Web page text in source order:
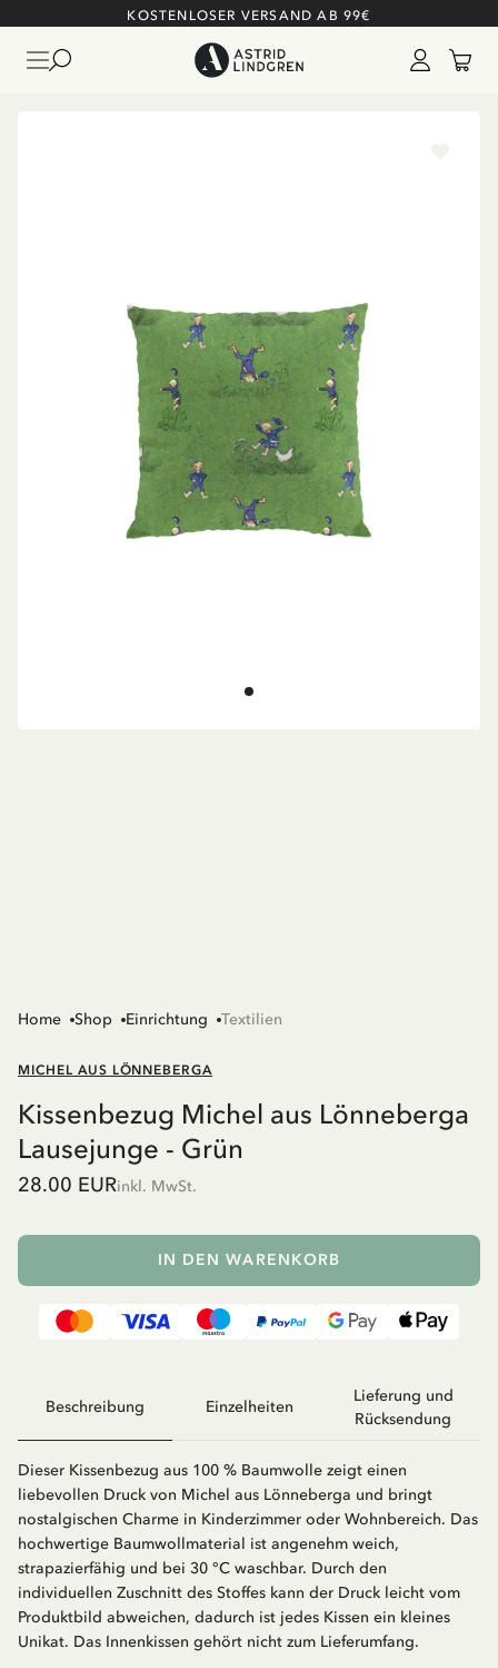
KOSTENLOSER VERSAND AB 99€
Home Shop Einrichtung Textilien
MICHEL AUS LÖNNEBERGA
Kissenbezug Michel aus Lönneberga
Lausejunge - Grün
28.00 EURinkl. MwSt.
IN DEN WARENKORB
Beschreibung Einzelheiten
Lieferung und
Rücksendung
Dieser Kissenbezug aus 100 % Baumwolle zeigt einen
liebevollen Druck von Michel aus Lönneberga und bringt
nostalgischen Charme in Kinderzimmer oder Wohnbereich. Das
hochwertige Baumwollmaterial ist angenehm weich,
strapazierfähig und bei 30 °C waschbar. Durch den
individuellen Zuschnitt des Stoffes kann der Druck leicht vom
Produktbild abweichen, dadurch ist jedes Kissen ein kleines
Unikat. Das Innenkissen gehört nicht zum Lieferumfang.